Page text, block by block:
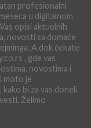
profesionalni
u digitalnom
opisi aktuelnih
novosti sa domaće
A dok čekate
, gde vas
novostima i
moto je
bi za vas doneli
Želimo